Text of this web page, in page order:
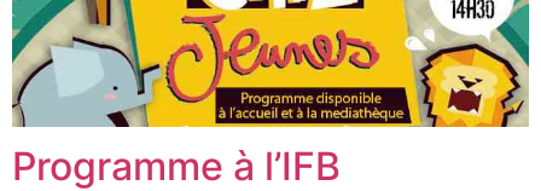
Programme à l’IFB